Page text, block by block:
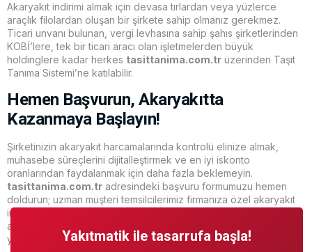
Akaryakıt indirimi almak için devasa tırlardan veya yüzlerce
araçlık filolardan oluşan bir şirkete sahip olmanız gerekmez.
Ticari unvanı bulunan, vergi levhasına sahip şahıs şirketlerinden
KOBİ’lere, tek bir ticari aracı olan işletmelerden büyük
holdinglere kadar herkes tasittanima.com.tr üzerinden Taşıt
Tanıma Sistemi’ne katılabilir.
Hemen Başvurun, Akaryakıtta
Kazanmaya Başlayın!
Şirketinizin akaryakıt harcamalarında kontrolü elinize almak,
muhasebe süreçlerini dijitalleştirmek ve en iyi iskonto
oranlarından faydalanmak için daha fazla beklemeyin.
tasittanima.com.tr adresindeki başvuru formumuzu hemen
doldurun; uzman müşteri temsilcilerimiz firmanıza özel akaryakıt
indirim oranını belirleyerek, sizi TotalEnergies Yakıtmatik’in
ayrıcalıklı dünyasına davet etsin! İşletmenizin gücüne güç,
yollarına güven katın.Yakıtmatik ile tasarrufa başla!